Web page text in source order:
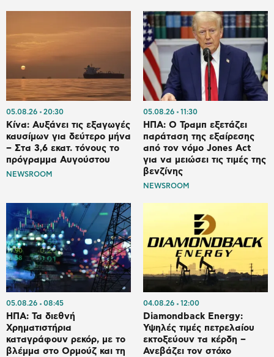
05.08.26 20:30
Κίνα: Αυξάνει τις εξαγωγές
καυσίμων για δεύτερο μήνα
– Στα 3,6 εκατ. τόνους το
πρόγραμμα Αυγούστου
NEWSROOM
05.08.26 11:30
ΗΠΑ: Ο Τραμπ εξετάζει
παράταση της εξαίρεσης
από τον νόμο Jones Act
για να μειώσει τις τιμές της
βενζίνης
NEWSROOM
05.08.26 08:45
ΗΠΑ: Τα διεθνή
Χρηματιστήρια
καταγράφουν ρεκόρ, με το
βλέμμα στο Ορμούζ και τη
04.08.26 12:00
Diamondback Energy:
Υψηλές τιμές πετρελαίου
εκτοξεύουν τα κέρδη –
Ανεβάζει τον στόχο